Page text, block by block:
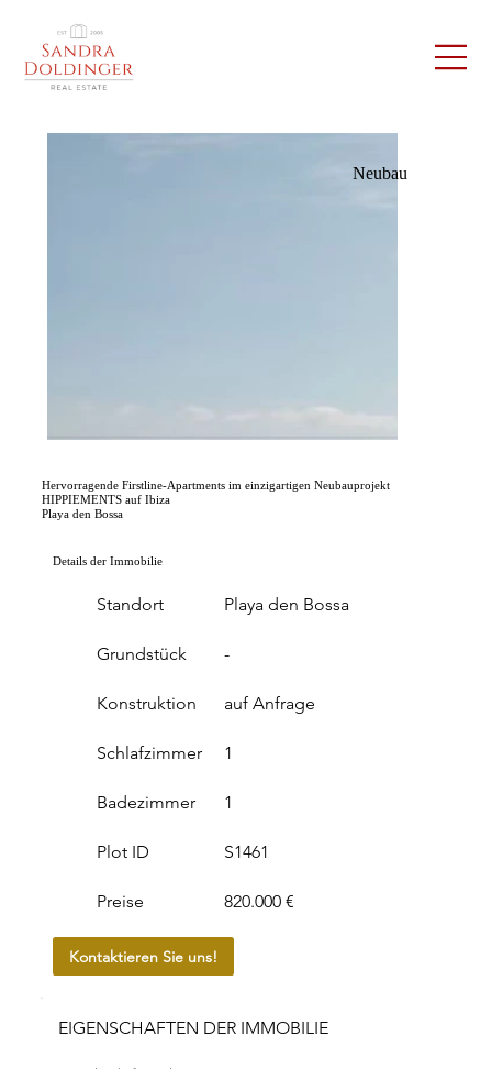
Neubau
Hervorragende Firstline-Apartments im einzigartigen Neubauprojekt
HIPPIEMENTS auf Ibiza
Playa den Bossa
Details der Immobilie
Standort
Grundstück
Konstruktion
Playa den Bossa
-
auf Anfrage
Schlafzimmer
Badezimmer
1
1
Plot ID
Preise
S1461
820.000 €
Kontaktieren Sie uns!
EIGENSCHAFTEN DER IMMOBILIE